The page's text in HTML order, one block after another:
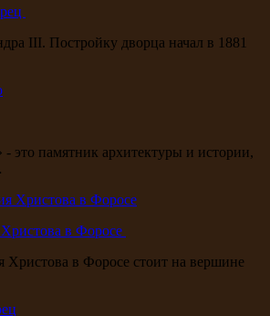
III. Постройку дворца начал в 1881
- это памятник архитектуры и истории,
в Форосе
Христова в Форосе стоит на вершине